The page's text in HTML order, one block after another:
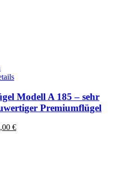
Modell A 185 – sehr
Premiumflügel
€Aktueller